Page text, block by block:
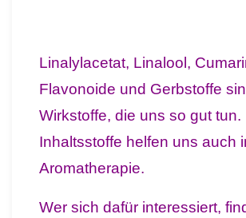
Linalylacetat, Linalool,
Flavonoide und Gerbstoffe
Wirkstoffe, die uns so gut tun.
Inhaltsstoffe helfen uns auch
Aromatherapie.
Wer sich dafür interessiert,